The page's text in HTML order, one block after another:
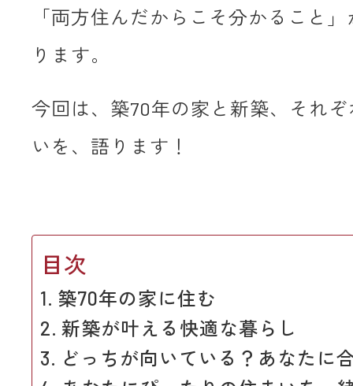
「両方住んだからこそ分かること
ります。
今回は、築70年の家と新築、それ
いを、語ります！
目次
築70年の家に住む
新築が叶える快適な暮らし
どっちが向いている？あなたに